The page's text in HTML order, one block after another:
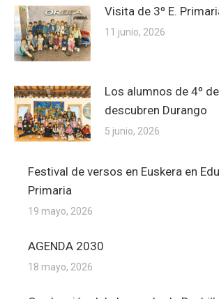
Visita de 3º E.
11 junio, 2026
Los alumnos de 4º
descubren Durango
5 junio, 2026
Festival de versos en Euskera en
Primaria
19 mayo, 2026
AGENDA 2030
18 mayo, 2026